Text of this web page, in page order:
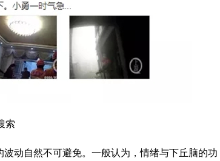
索
动自然不可避免。一般认为，情绪与下丘脑的功